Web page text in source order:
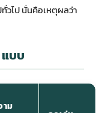
วไป นั่นคือเหตุผลว่า
บบ
าม